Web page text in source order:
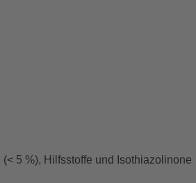
5 %), Hilfsstoffe und Isothiazolinone